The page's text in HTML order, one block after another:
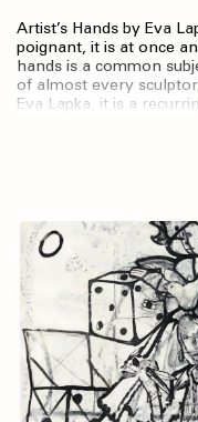
Artist’s Hands by Eva
poignant, it is at once
hands is a common
of almost every
Eva Lapka, it is a